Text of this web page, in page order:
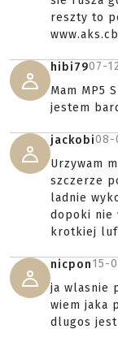
reszty to
hibi7907-
Mam MP5
jestem
jackobi08-
Urzywam
szczerze
ladnie
dopoki nie
krotkiej
nicpon15-
ja wlasnie
wiem jaka
dlugos